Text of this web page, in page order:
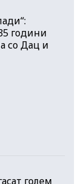
години
со Дац и
голем